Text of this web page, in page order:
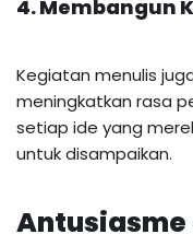
4. Membangun
Kegiatan menulis
meningkatkan rasa
setiap ide yang
untuk disampaikan.